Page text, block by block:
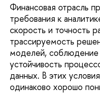
Финансовая отрасль
требования к
скорость и точность
трассируемость
моделей, соблюдение
устойчивость
данных. В этих
одинаково хорошо